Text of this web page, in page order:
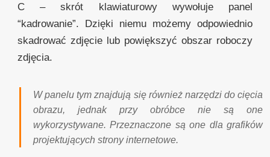
C – skrót klawiaturowy wywołuje panel
“kadrowanie”. Dzięki niemu możemy odpowiednio
skadrować zdjęcie lub powiększyć obszar roboczy
zdjęcia.
W panelu tym znajdują się również narzędzi do cięcia
obrazu, jednak przy obróbce nie są one
wykorzystywane. Przeznaczone są one dla grafików
projektujących strony internetowe.